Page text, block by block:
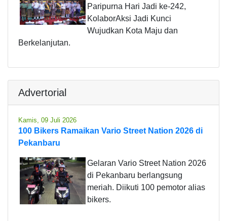
Paripurna Hari Jadi ke-242,
KolaborAksi Jadi Kunci
Wujudkan Kota Maju dan
Berkelanjutan.
Advertorial
Kamis, 09 Juli 2026
100 Bikers Ramaikan Vario Street Nation 2026 di
Pekanbaru
Gelaran Vario Street Nation 2026
di Pekanbaru berlangsung
meriah. Diikuti 100 pemotor alias
bikers.